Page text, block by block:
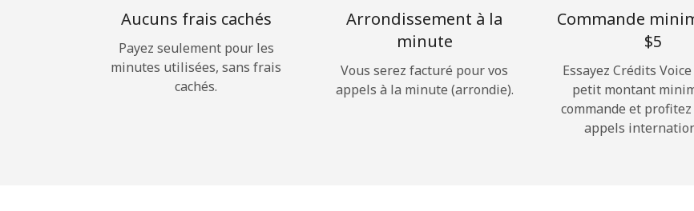
Rappel du mot de
Aucuns frais cachés
Payez seulement pour les
minutes utilisées, sans frais
cachés.
Arrondissement à la
minute
Vous serez facturé pour vos
appels à la minute (arrondie).
Commande
⁦$5⁩
Essayez Crédits
petit montant
commande et
appels